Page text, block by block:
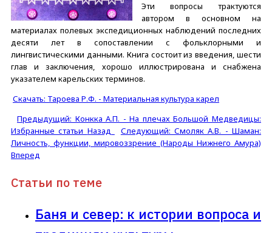
Эти вопросы трактуются
автором в основном на
материалах полевых экспедиционных наблюдений последних
десяти лет в сопоставлении с фольклорными и
лингвистическими данными. Книга состоит из введения, шести
глав и заключения, хорошо иллюстрирована и снабжена
указателем карельских терминов.
Скачать: Тароева Р.Ф. - Материальная культура карел
Предыдущий: Конкка А.П. - На плечах Большой Медведицы:
Избранные статьи Назад
Следующий: Смоляк А.В. - Шаман:
Личность, функции, мировоззрение (Народы Нижнего Амура)
Вперед
Статьи по теме
Баня и север: к истории вопроса и